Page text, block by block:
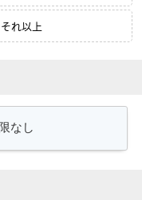
それ以上